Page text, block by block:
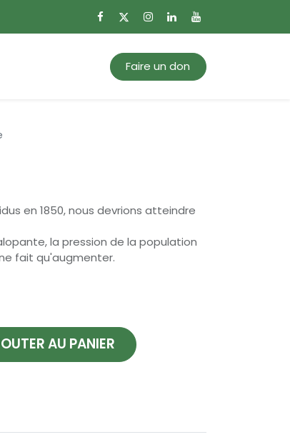
Faire un don
en 1850, nous devrions atteindre
la pression de la population
fait qu'augmenter.
AU PANIER